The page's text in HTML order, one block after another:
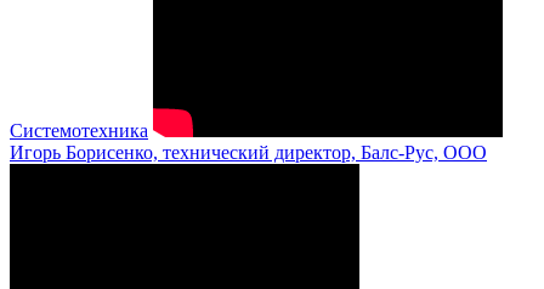
Системотехника
Игорь Борисенко, технический директор, Балс-Рус, ООО